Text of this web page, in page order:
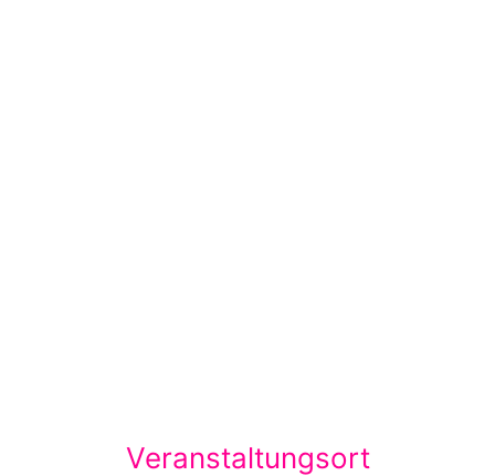
Veranstaltungsort